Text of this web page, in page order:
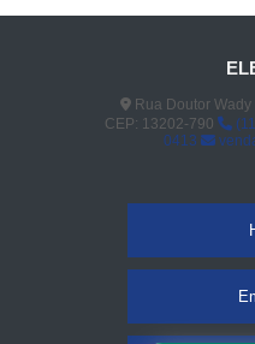
Rua Doutor Wady
CEP: 13202-790
0413